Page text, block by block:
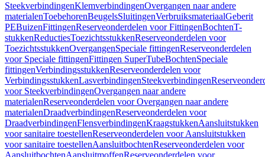
SteekverbindingenKlemverbindingenOvergangen naar andere
materialenToebehorenBeugelsSluitingenVerbruiksmateriaalGeberit
PEBuizenFittingenReserveonderdelen voor FittingenBochtenT-
stukkenReductiesToezichtsstukkenReserveonderdelen voor
ToezichtsstukkenOvergangenSpeciale fittingenReserveonderdelen
voor Speciale fittingenFittingen SuperTubeBochtenSpeciale
fittingenVerbindingsstukkenReserveonderdelen voor
VerbindingsstukkenLasverbindingenSteekverbindingen
voor SteekverbindingenOvergangen naar andere
materialenReserveonderdelen voor Overgangen naar andere
materialenDraadverbindingenReserveonderdelen voor
DraadverbindingenFlensverbindingenKraagstukkenAansluitstukken
voor sanitaire toestellenReserveonderdelen voor Aansluitstukken
voor sanitaire toestellenAansluitbochtenReserveonderdelen voor
AansluitbochtenAansluitmoffenReserveonderdelen voor